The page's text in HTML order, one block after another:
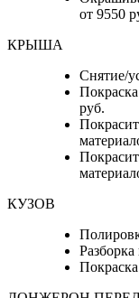
от 9550
КРЫША
Снятие/
руб.
КУЗОВ
Разборка